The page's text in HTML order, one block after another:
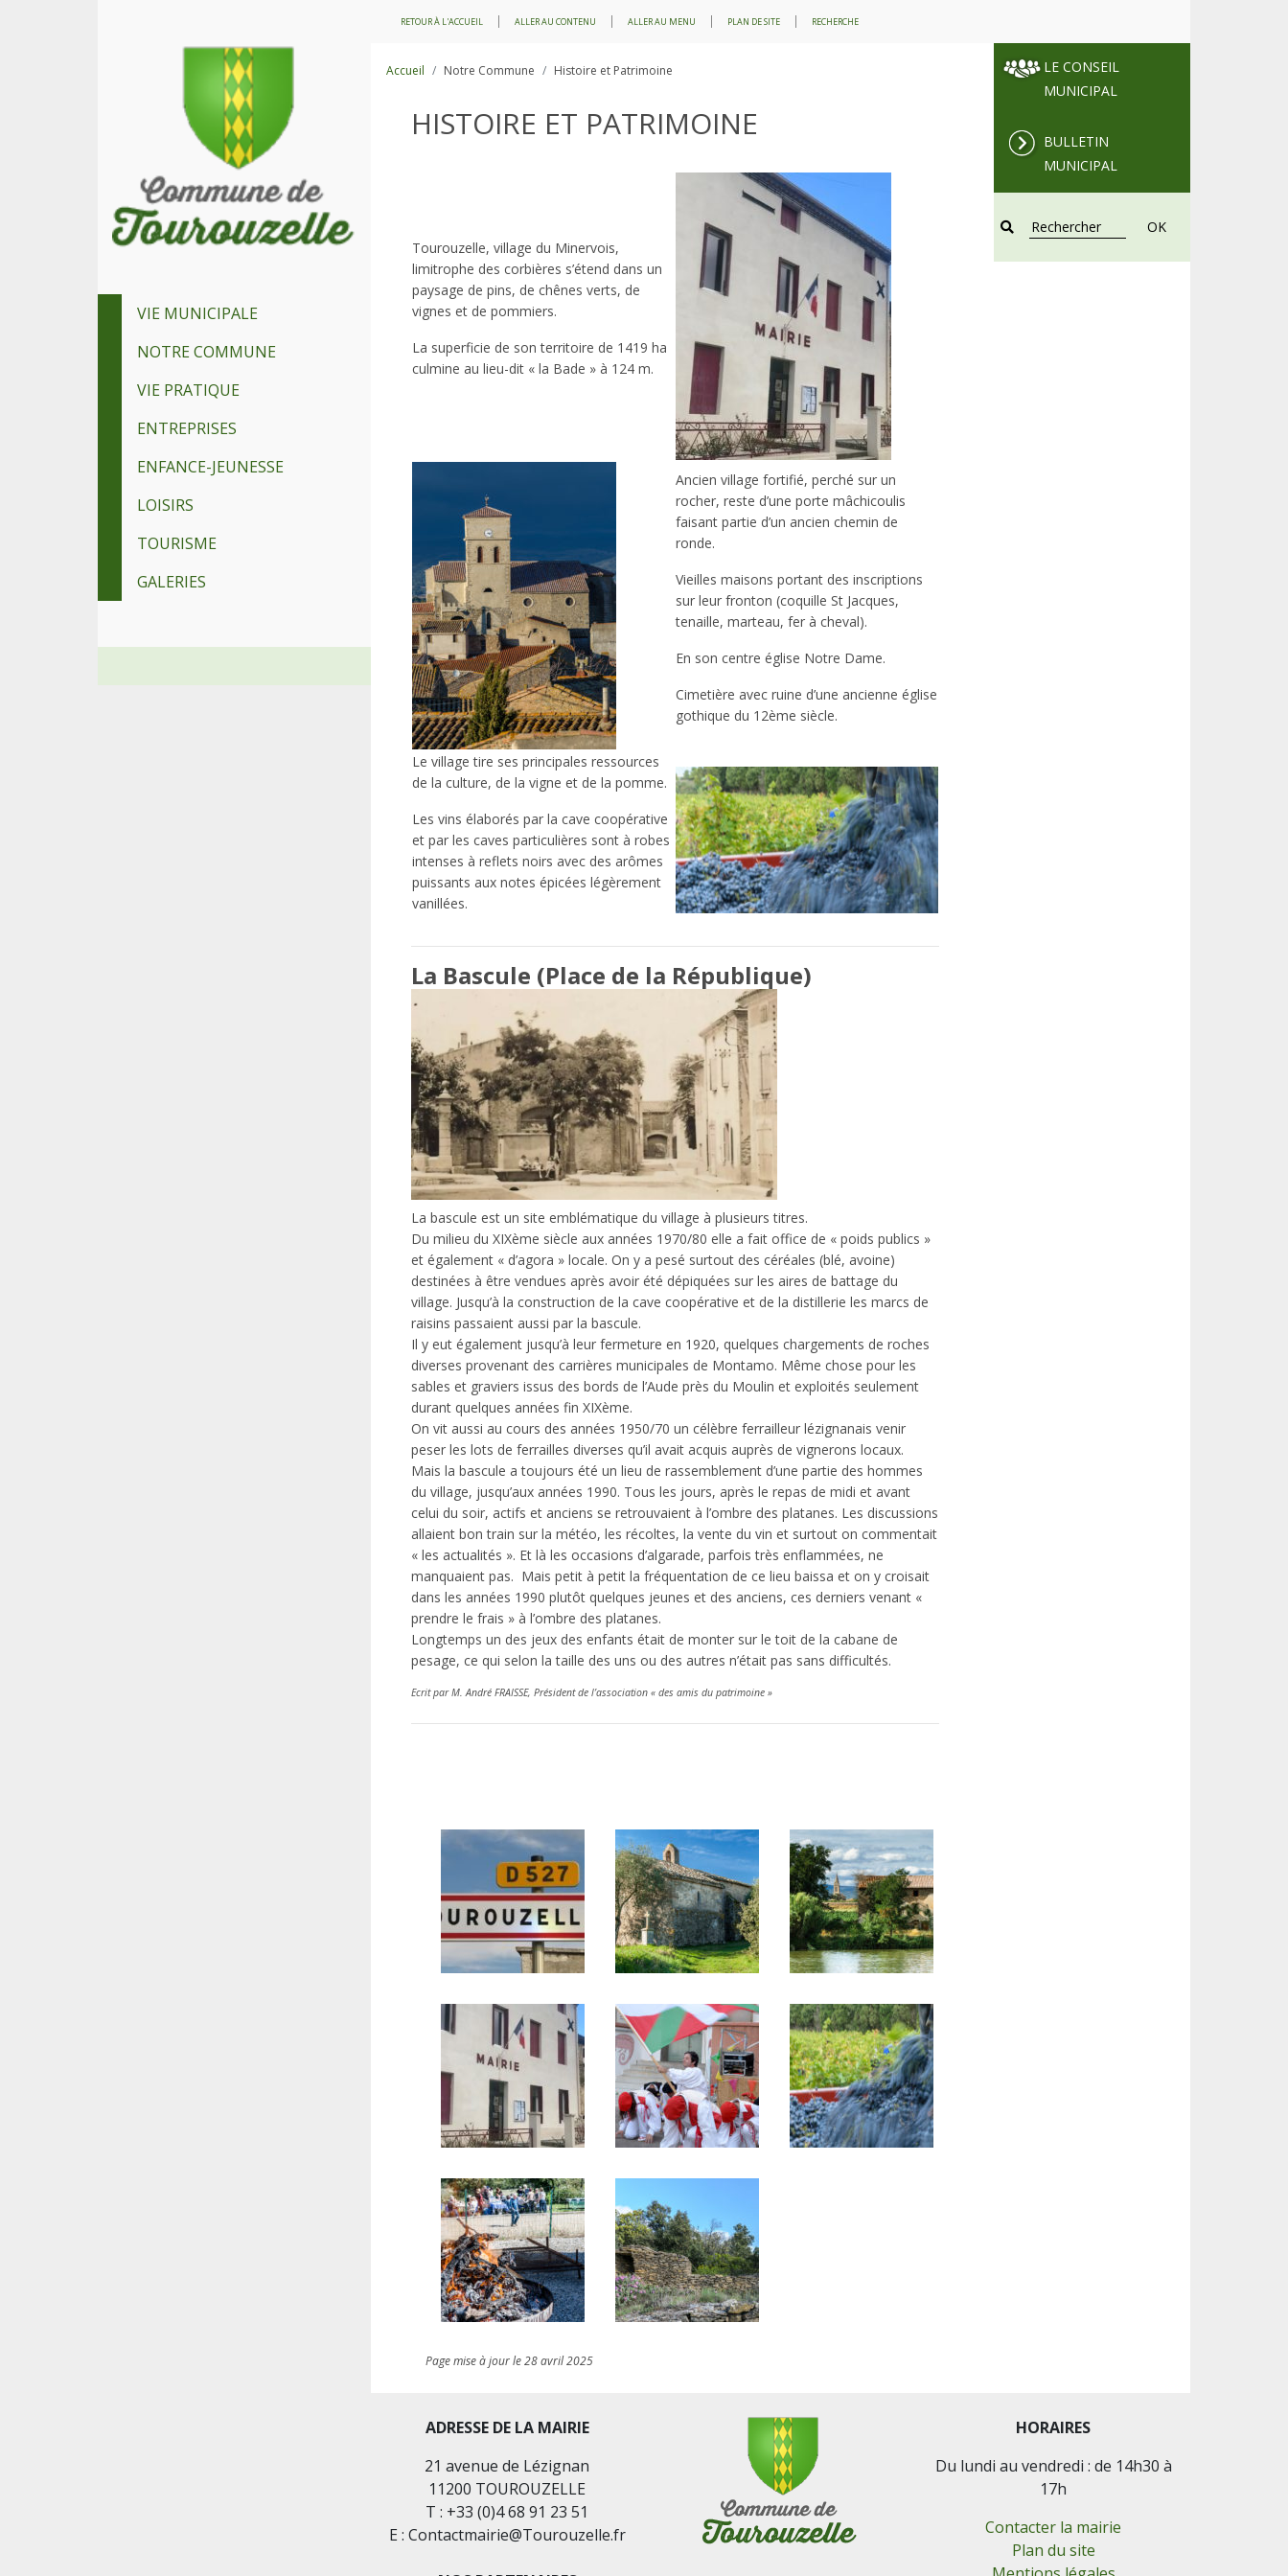
RETOUR À L'ACCUEIL ALLER AU CONTENU ALLER AU MENU PLAN DE SITE RECHERCHE
VIE MUNICIPALE
NOTRE COMMUNE
VIE PRATIQUE
ENTREPRISES
ENFANCE-JEUNESSE
LOISIRS
TOURISME
GALERIES
Accueil Notre Commune Histoire et Patrimoine
HISTOIRE ET PATRIMOINE
Tourouzelle, village du Minervois,
limitrophe des corbières s’étend dans un
paysage de pins, de chênes verts, de
vignes et de pommiers.
La superficie de son territoire de 1419 ha
culmine au lieu-dit « la Bade » à 124 m.
Ancien village fortifié, perché sur un
rocher, reste d’une porte mâchicoulis
faisant partie d’un ancien chemin de
ronde.
Vieilles maisons portant des inscriptions
sur leur fronton (coquille St Jacques,
tenaille, marteau, fer à cheval).
En son centre église Notre Dame.
Cimetière avec ruine d’une ancienne église
gothique du 12ème siècle.
Le village tire ses principales ressources
de la culture, de la vigne et de la pomme.
Les vins élaborés par la cave coopérative
et par les caves particulières sont à robes
intenses à reflets noirs avec des arômes
puissants aux notes épicées légèrement
vanillées.
La Bascule (Place de la République)
La bascule est un site emblématique du village à plusieurs titres.
Du milieu du XIXème siècle aux années 1970/80 elle a fait office de « poids publics »
et également « d’agora » locale. On y a pesé surtout des céréales (blé, avoine)
destinées à être vendues après avoir été dépiquées sur les aires de battage du
village. Jusqu’à la construction de la cave coopérative et de la distillerie les marcs de
raisins passaient aussi par la bascule.
Il y eut également jusqu’à leur fermeture en 1920, quelques chargements de roches
diverses provenant des carrières municipales de Montamo. Même chose pour les
sables et graviers issus des bords de l’Aude près du Moulin et exploités seulement
durant quelques années fin XIXème.
On vit aussi au cours des années 1950/70 un célèbre ferrailleur lézignanais venir
peser les lots de ferrailles diverses qu’il avait acquis auprès de vignerons locaux.
Mais la bascule a toujours été un lieu de rassemblement d’une partie des hommes
du village, jusqu’aux années 1990. Tous les jours, après le repas de midi et avant
celui du soir, actifs et anciens se retrouvaient à l’ombre des platanes. Les discussions
allaient bon train sur la météo, les récoltes, la vente du vin et surtout on commentait
« les actualités ». Et là les occasions d’algarade, parfois très enflammées, ne
manquaient pas. Mais petit à petit la fréquentation de ce lieu baissa et on y croisait
dans les années 1990 plutôt quelques jeunes et des anciens, ces derniers venant «
prendre le frais » à l’ombre des platanes.
Longtemps un des jeux des enfants était de monter sur le toit de la cabane de
pesage, ce qui selon la taille des uns ou des autres n’était pas sans difficultés.
Ecrit par M. André FRAISSE, Président de l’association « des amis du patrimoine »
Page mise à jour le 28 avril 2025
LE CONSEIL
MUNICIPAL
BULLETIN
MUNICIPAL
OK
ADRESSE DE LA MAIRIE
21 avenue de Lézignan
11200 TOUROUZELLE
T : +33 (0)4 68 91 23 51
E : Contactmairie@Tourouzelle.fr
HORAIRES
Du lundi au vendredi : de 14h30 à
17h
Contacter la mairie
Plan du site